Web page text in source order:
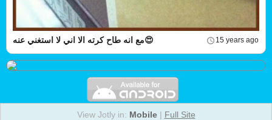
15 years ago مع انه طاح كرته الا اني لا استغني عنه😍
View Jotly in: Mobile| Full Site